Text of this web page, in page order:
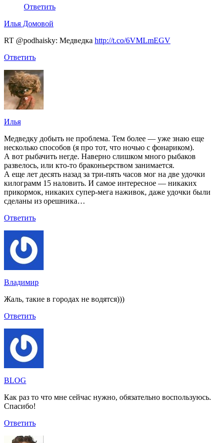
Ответить
Илья Домовой
RT @podhaisky: Медведка http://t.co/6VMLmEGV
Ответить
Илья
Медведку добыть не проблема. Тем более — уже знаю еще
несколько способов (я про тот, что ночью с фонариком).
А вот рыбачить негде. Наверно слишком много рыбаков
развелось, или кто-то браконьерством занимается.
А еще лет десять назад за три-пять часов мог на две удочки
килограмм 15 наловить. И самое интересное — никаких
прикормок, никаких супер-мега наживок, даже удочки были
сделаны из орешника…
Ответить
Владимир
Жаль, такие в городах не водятся)))
Ответить
BLOG
Как раз то что мне сейчас нужно, обязательно воспользуюсь.
Спасибо!
Ответить